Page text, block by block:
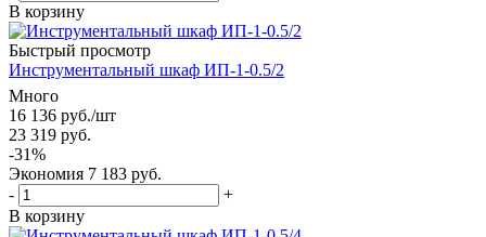
В корзину
Быстрый просмотр
Инструментальный шкаф ИП-1-0.5/2
Много
16 136 руб./шт
23 319 руб.
-31%
Экономия 7 183 руб.
-
+
В корзину